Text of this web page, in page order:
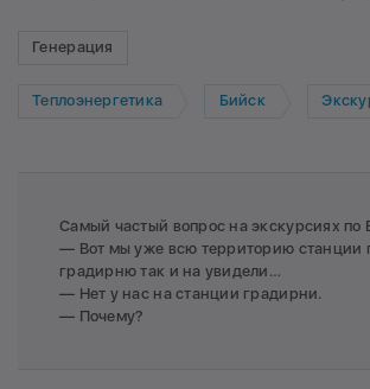
Генерация
Теплоэнергетика Бийск
Самый частый вопрос на экскурсиях
— Вот мы уже всю территорию станции
градирню так и на увидели…
— Нет у нас на станции градирни.
— Почему?